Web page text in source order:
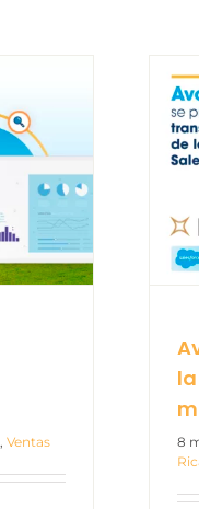
Ventas 8